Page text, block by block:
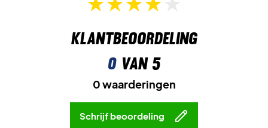
Klantbeoordeling
0van 5
0 waarderingen
Schrijf beoordeling